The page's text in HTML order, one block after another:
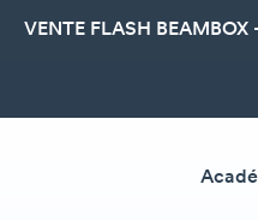
VENTE FLASH BEAMBOX